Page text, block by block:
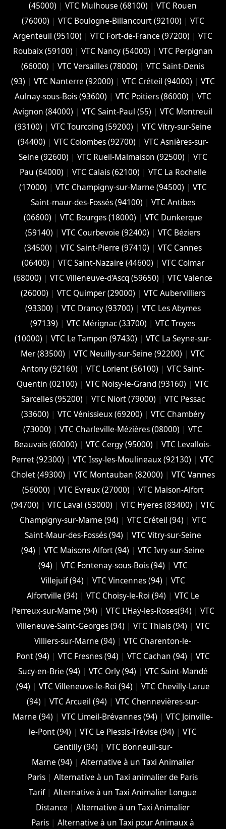
(45000) |VTC Mulhouse (68100) |VTC Rouen
(76000) | VTC Boulogne-Billancourt (92100) | VTC
Argenteuil (95100) |VTC Fort-de-France (97200) |VTC
Roubaix (‎59100) | VTC Nancy (‎54000) | VTC Perpignan
(66000) |VTC Versailles (‎78000) |VTC Saint-Denis
(93) | VTC Nanterre (92000) | VTC Créteil (94000) | VTC
Aulnay-sous-Bois (93600) | VTC Poitiers (86000) | VTC
Avignon (84000) |VTC Saint-Paul (55) |VTC Montreuil
(93100) | VTC Tourcoing (59200) | VTC Vitry-sur-Seine
(94400) | VTC Colombes (92700) | VTC Asnières-sur-
Seine (92600) | VTC Rueil-Malmaison (92500) | VTC
Pau (64000) | VTC Calais (‎62100) | VTC La Rochelle
(17000) | VTC Champigny-sur-Marne (94500) | VTC
Saint-maur-des-Fossés (94100) | VTC Antibes
(06600) | VTC Bourges (18000) | VTC Dunkerque
(59140) |VTC Courbevoie (92400) |VTC Béziers
(34500) | VTC Saint-Pierre (97410) | VTC Cannes
(06400) | VTC Saint-Nazaire (44600) | VTC Colmar
(68000) | VTC Villeneuve-d'Ascq (59650) | VTC Valence
(26000) | VTC Quimper (29000) | VTC Aubervilliers
(93300) | VTC Drancy (93700) | VTC Les Abymes
(97139) |VTC Mérignac (33700) |VTC Troyes
(10000) | VTC Le Tampon (97430) | VTC La Seyne-sur-
Mer (83500) |VTC Neuilly-sur-Seine (92200) |VTC
Antony (92160) |VTC Lorient (56100) |VTC Saint-
Quentin (02100) |VTC Noisy-le-Grand (93160) |VTC
Sarcelles (95200) | VTC Niort (‎79000) | VTC Pessac
(33600) | VTC Vénissieux (69200) | VTC Chambéry
(‎73000) |VTC Charleville-Mézières (08000) |VTC
Beauvais (60000) |VTC Cergy (95000) |VTC Levallois-
Perret (92300) |VTC Issy-les-Moulineaux (92130) |VTC
Cholet (‎49300) | VTC Montauban (82000) | VTC Vannes
(56000) | VTC Evreux (27000) | VTC Maison-Alfort
(94700) | VTC Laval (53000) | VTC Hyeres (‎83400) | VTC
Champigny-sur-Marne (94) | VTC Créteil (94) | VTC
Saint-Maur-des-Fossés (94) | VTC Vitry-sur-Seine
(94) |VTC Maisons-Alfort (94) |VTC Ivry-sur-Seine
(94) | VTC Fontenay-sous-Bois (94) | VTC
Villejuif (94) | VTC Vincennes (94) | VTC
Alfortville (94) | VTC Choisy-le-Roi (94) | VTC Le
Perreux-sur-Marne (94) | VTC L'Haÿ-les-Roses(94) | VTC
Villeneuve-Saint-Georges (94) | VTC Thiais (94) | VTC
Villiers-sur-Marne (94) |VTC Charenton-le-
Pont (94) | VTC Fresnes (94) | VTC Cachan (94) | VTC
Sucy-en-Brie (94) | VTC Orly (94) | VTC Saint-Mandé
(94) | VTC Villeneuve-le-Roi (94) | VTC Chevilly-Larue
(94) | VTC Arcueil (94) | VTC Chennevières-sur-
Marne (94) |VTC Limeil-Brévannes (94) |VTC Joinville-
le-Pont (94) |VTC Le Plessis-Trévise (94) |VTC
Gentilly (94) | VTC Bonneuil-sur-
Marne (94) | Alternative à un Taxi Animalier
Paris |Alternative à un Taxi animalier de Paris
Tarif|Alternative à un Taxi Animalier Longue
Distance |Alternative à un Taxi Animalier
Paris |Alternative à un Taxi pour Animaux à